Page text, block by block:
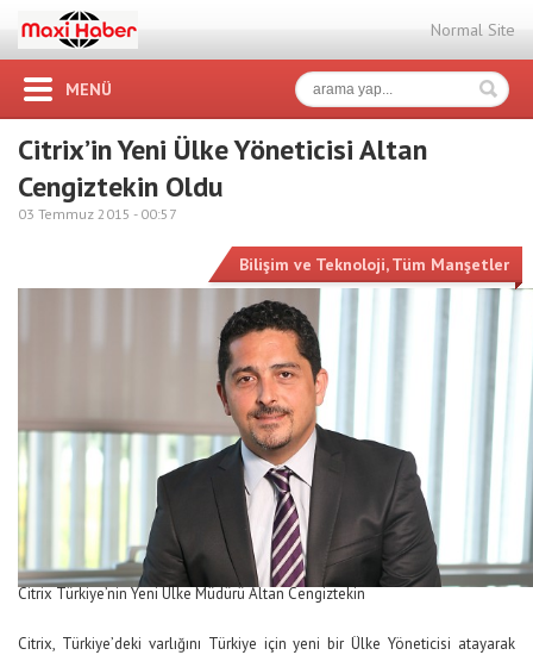
Normal Site
MENÜ
Citrix’in Yeni Ülke Yöneticisi Altan
Cengiztekin Oldu
03 Temmuz 2015 - 00:57
Bilişim ve Teknoloji,Tüm Manşetler
Citrix Türkiye’nin Yeni Ülke Müdürü Altan Cengiztekin
Citrix, Türkiye’deki varlığını Türkiye için yeni bir Ülke Yöneticisi atayarak